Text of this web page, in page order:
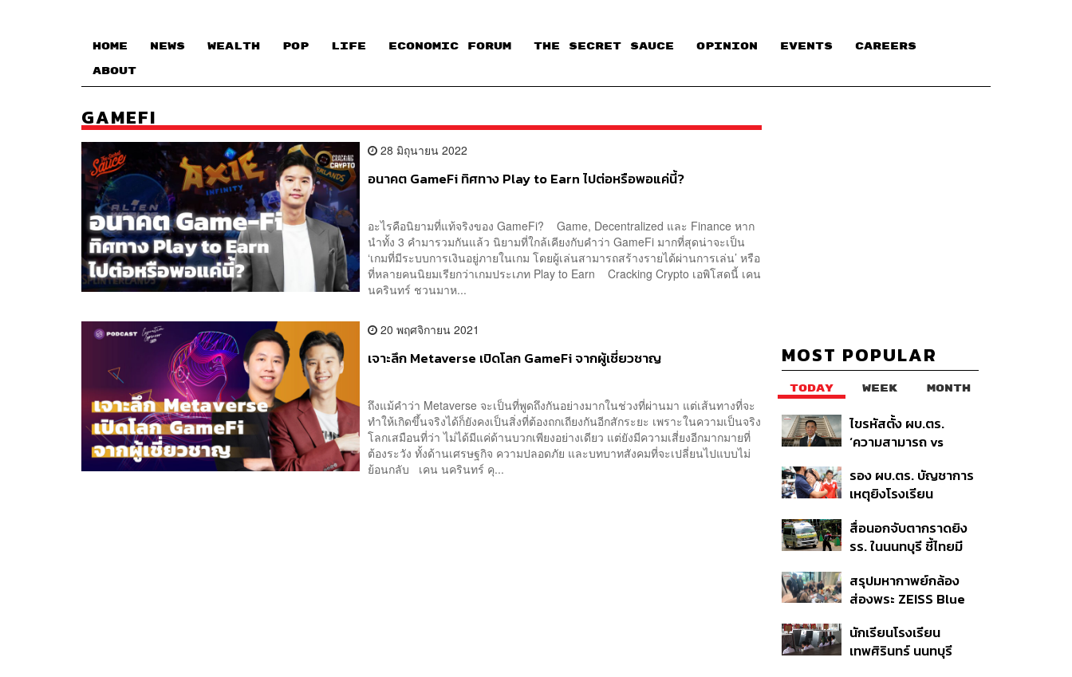
HOME NEWS WEALTH POP LIFE ECONOMIC FORUM THE SECRET SAUCE​ OPINION EVENTS CAREERS
ABOUT
GAMEFI
28 มิถุนายน 2022
อนาคต GameFi ทิศทาง Play to Earn ไปต่อหรือพอแค่นี้?
อะไรคือนิยามที่แท้จริงของ GameFi? Game, Decentralized และ Finance หาก
นำทั้ง 3 คำมารวมกันแล้ว นิยามที่ใกล้เคียงกับคำว่า GameFi มากที่สุดน่าจะเป็น
‘เกมที่มีระบบการเงินอยู่ภายในเกม โดยผู้เล่นสามารถสร้างรายได้ผ่านการเล่น’ หรือ
ที่หลายคนนิยมเรียกว่าเกมประเภท Play to Earn Cracking Crypto เอพิโสดนี้ เคน
นครินทร์ ชวนมาห...
20 พฤศจิกายน 2021
เจาะลึก Metaverse เปิดโลก GameFi จากผู้เชี่ยวชาญ
ถึงแม้คำว่า Metaverse จะเป็นที่พูดถึงกันอย่างมากในช่วงที่ผ่านมา แต่เส้นทางที่จะ
ทำให้เกิดขึ้นจริงได้ก็ยังคงเป็นสิ่งที่ต้องถกเถียงกันอีกสักระยะ เพราะในความเป็นจริง
โลกเสมือนที่ว่า ไม่ได้มีแค่ด้านบวกเพียงอย่างเดียว แต่ยังมีความเสี่ยงอีกมากมายที่
ต้องระวัง ทั้งด้านเศรษฐกิจ ความปลอดภัย และบทบาทสังคมที่จะเปลี่ยนไปแบบไม่
ย้อนกลับ เคน นครินทร์ คุ...
MOST POPULAR
TODAY WEEK MONTH
ไขรหัสตั้ง ผบ.ตร.
‘ความสามารถ vs
ปฏิรูปสีกากี กับ
พล.ต.อ. เอก อังสนา
นนท์
รอง ผบ.ตร. บัญชาการ
เหตุยิงโรงเรียน
ค้นหา 2 รอบยืนยันไร้คน
ติดค้าง พบศพปู่-ย่าที่
สื่อนอกจับตากราดยิง
รร. ในนนทบุรี ชี้ไทยมี
ในระดับต้นของภูมิภาค
สรุปมหากาพย์กล้อง
ส่องพระ ZEISS Blue
ผลิต 8.3 ล้าน สู่ข้อ
พิพาท ‘มาเวลล์ฯ’ ฟ้อง
นักเรียนโรงเรียน
เทพศิรินทร์ นนทบุรี